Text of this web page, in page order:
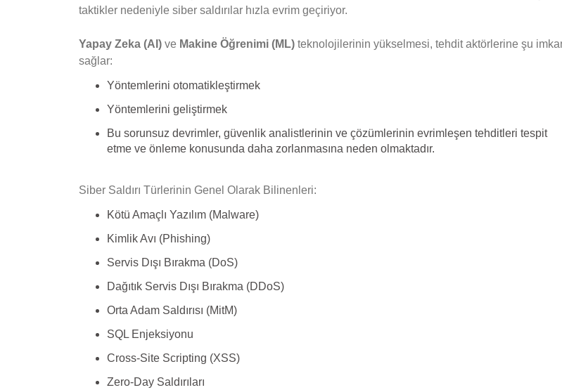
taktikler nedeniyle siber saldırılar hızla evrim geçiriyor.
Yapay Zeka (AI) ve Makine Öğrenimi (ML) teknolojilerinin yükselmesi, tehdit aktörlerine şu
sağlar:
Yöntemlerini otomatikleştirmek
Yöntemlerini geliştirmek
Bu sorunsuz devrimler, güvenlik analistlerinin ve çözümlerinin evrimleşen tehditleri tespit
etme ve önleme konusunda daha zorlanmasına neden olmaktadır.
Siber Saldırı Türlerinin Genel Olarak Bilinenleri:
Kötü Amaçlı Yazılım (Malware)
Kimlik Avı (Phishing)
Servis Dışı Bırakma (DoS)
Dağıtık Servis Dışı Bırakma (DDoS)
Orta Adam Saldırısı (MitM)
SQL Enjeksiyonu
Cross-Site Scripting (XSS)
Zero-Day Saldırıları